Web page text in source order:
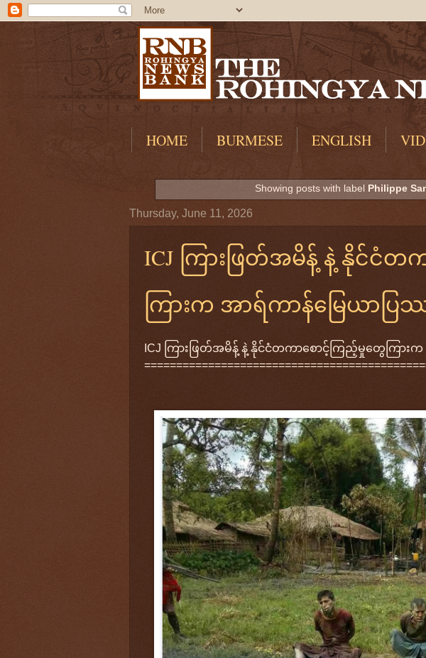
HOME BURMESE ENGLISH
Showing posts with label Philippe
Thursday, June 11, 2026
ICJ ကြားဖြတ်အမိန့် နဲ့ နိုင်ငံ
ကြားက အာရ်ကာန်မြေယာပြ
ICJ ကြားဖြတ်အမိန့် နဲ့ နိုင်ငံတကာစောင့်ကြည့်မှုတွေကြား